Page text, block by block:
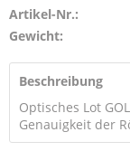
Artikel-Nr.:
Gewicht:
Beschreibung
Optisches Lot
Genauigkeit der